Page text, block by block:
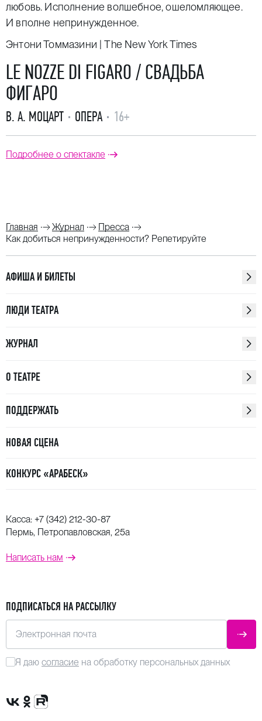
любовь. Исполнение волшебное, ошеломляющее.
И вполне непринужденное.
Энтони Томмазини | The New York Times
LE NOZZE DI FIGARO / СВАДЬБА
ФИГАРО
В. А. МОЦАРТ ОПЕРА 16+
Подробнее о спектакле
Главная Журнал
Пресса
Как добиться непринужденности? Репетируйте
АФИША И БИЛЕТЫ
ЛЮДИ ТЕАТРА
ЖУРНАЛ
О ТЕАТРЕ
ПОДДЕРЖАТЬ
НОВАЯ СЦЕНА
КОНКУРС «АРАБЕСК»
Касса: +7 (342) 212-30-87
Пермь, Петропавловская, 25а
Написать нам
ПОДПИСАТЬСЯ НА РАССЫЛКУ
Электронная почта
Я даю согласие на обработку персональных данных
Сообщество VK
Группа в одноклассниках
Канал Rutube